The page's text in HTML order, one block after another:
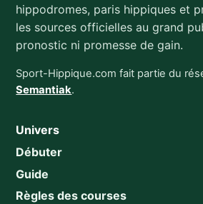
hippodromes, paris hippiques et
les sources officielles au grand
pronostic ni promesse de gain.
Sport-Hippique.com fait partie du
Semantiak.
Univers
Débuter
Guide
Règles des courses